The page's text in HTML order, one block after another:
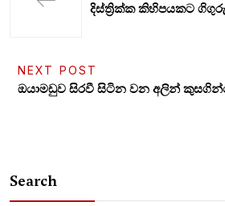
දිස්ත්‍රික්ක කිහිපයකට
NEXT POST
ඔයාමඩුව සිරවී සිටින වන අලින්
Search